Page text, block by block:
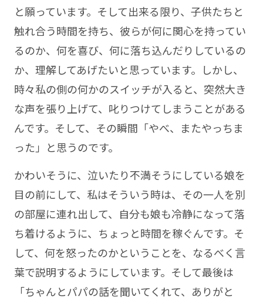
と願っています。そして出来る限り、子供たちと
触れ合う時間を持ち、彼らが何に関心を持ってい
るのか、何を喜び、何に落ち込んだりしているの
か、理解してあげたいと思っています。しかし、
時々私の側の何かのスイッチが入ると、突然大き
な声を張り上げて、叱りつけてしまうことがある
んです。そして、その瞬間「やべ、またやっちま
った」と思うのです。
かわいそうに、泣いたり不満そうにしている娘を
目の前にして、私はそういう時は、その一人を別
の部屋に連れ出して、自分も娘も冷静になって落
ち着けるように、ちょっと時間を稼ぐんです。そ
して、何を怒ったのかということを、なるべく言
葉で説明するようにしています。そして最後は
「ちゃんとパパの話を聞いてくれて、ありがと